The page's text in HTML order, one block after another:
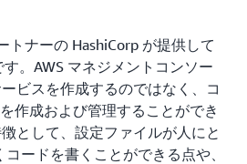
トナーの HashiCorp が提供して
。AWS マネジメントコンソー
ビスを作成するのではなく、コ
作成および管理することができ
として、設定ファイルが人にと
ードを書くことができる点や、